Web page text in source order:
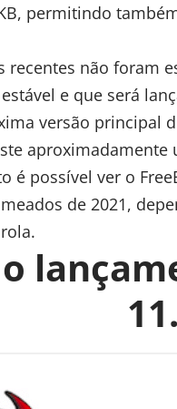
permitindo
não foram
e que será
versão principal
é possível ver o
de 2021,